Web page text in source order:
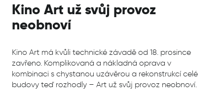
Kino Art už svůj provoz
neobnoví
Kino Art má kvůli technické závadě od 18. prosince
zavřeno. Komplikovaná a nákladná oprava v
kombinaci s chystanou uzávěrou a rekonstrukcí celé
budovy teď rozhodly – Art už svůj provoz neobnoví.